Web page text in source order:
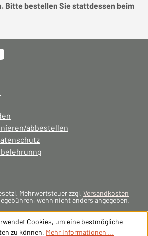
Bitte bestellen Sie stattdessen beim
abbestellen
Mehrwertsteuer zzgl. Versandkosten
wenn nicht anders angegeben.
Cookies, um eine bestmögliche
zu können. Mehr Informationen ...